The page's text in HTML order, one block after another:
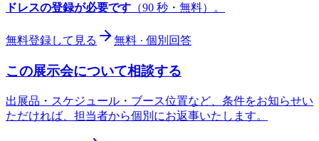
ドレスの登録が必要です （90 秒・無料）。
無料登録して見る 無料 · 個別回答
この展示会について相談する
出展品・スケジュール・ブース位置など、条件をお知らせい
ただければ、担当者から個別にお返事いたします。